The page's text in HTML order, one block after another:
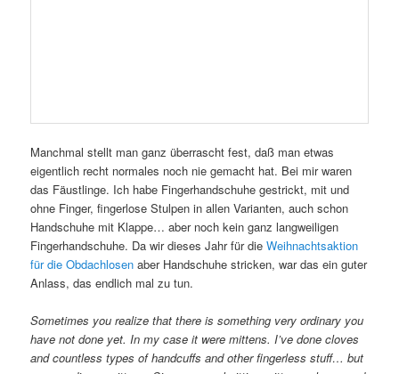
Manchmal stellt man ganz überrascht fest, daß man etwas
eigentlich recht normales noch nie gemacht hat. Bei mir waren
das Fäustlinge. Ich habe Fingerhandschuhe gestrickt, mit und
ohne Finger, fingerlose Stulpen in allen Varianten, auch schon
Handschuhe mit Klappe… aber noch kein ganz langweiligen
Fingerhandschuhe. Da wir dieses Jahr für dieWeihnachtsaktion
für die Obdachlosen aber Handschuhe stricken, war das ein guter
Anlass, das endlich mal zu tun.
Sometimes you realize that there is something very ordinary you
have not done yet. In my case it were mittens. I’ve done cloves
and countless types of handcuffs and other fingerless stuff… but